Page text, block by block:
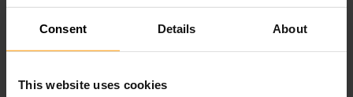
Consent Details About
This website uses cookies